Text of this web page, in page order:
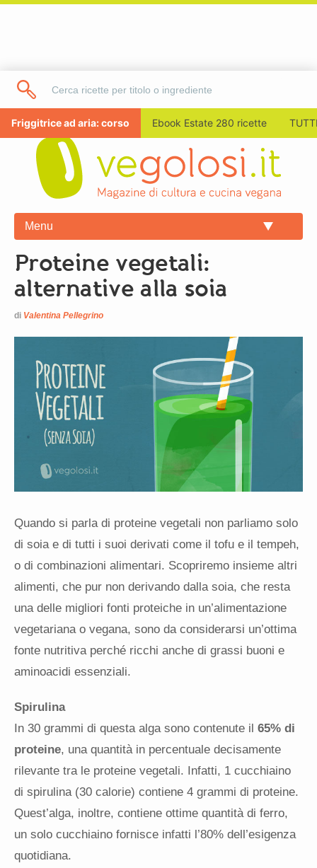
Friggitrice ad aria: corso Ebook Estate 280 ricette
Menu
Proteine vegetali:
alternative alla soia
di Valentina Pellegrino
Quando si parla di proteine vegetali non parliamo solo
di soia e di tutti i suoi derivati come il tofu e il tempeh,
o di combinazioni alimentari. Scopriremo insieme altri
alimenti, che pur non derivando dalla soia, che resta
una delle migliori fonti proteiche in un’alimentazione
vegetariana o vegana, sono da considerarsi un’ottima
fonte nutritiva perché ricchi anche di grassi buoni e
aminoacidi essenziali.
Spirulina
In 30 grammi di questa alga sono contenute il 65% di
proteine, una quantità in percentuale decisamente
rilevante tra le proteine vegetali. Infatti, 1 cucchiaino
di spirulina (30 calorie) contiene 4 grammi di proteine.
Quest’alga, inoltre, contiene ottime quantità di ferro,
un solo cucchiaino fornisce infatti l’80% dell’esigenza
quotidiana.